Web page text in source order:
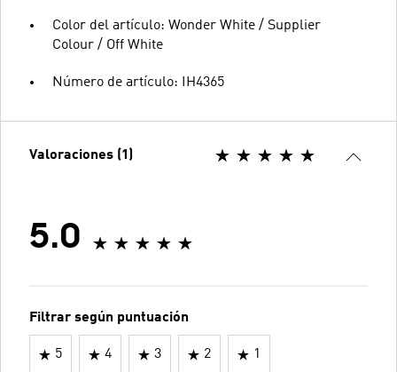
Color del artículo: Wonder White / Supplier
Colour / Off White
Número de artículo: IH4365
Valoraciones (1)
5.0
Filtrar según puntuación
5 4 3 2 1